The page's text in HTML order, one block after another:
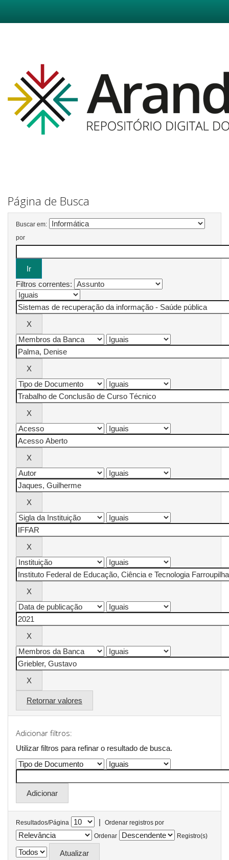
Página de Busca
Buscar em:
por
Filtros correntes:
Retornar valores
Adicionar filtros:
Utilizar filtros para refinar o resultado de busca.
Resultados/Página |
Ordenar registros por
Ordenar
Registro(s)